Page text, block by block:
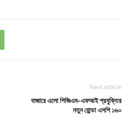
Next article
বাজারে এলো পিজিএম-এফআই প্রযুক্তির
নতুন হোন্ডা এসপি ১৬০